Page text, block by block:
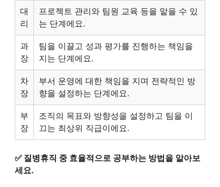
대
리
프로젝트 관리와 팀원 교육 등을 맡을 수 있
는 단계에요.
과
장
팀을 이끌고 성과 평가를 진행하는 책임을
지는 단계에요.
차
장
부서 운영에 대한 책임을 지며 전략적인 방
향을 설정하는 단계에요.
부
장
조직의 목표와 방향성을 설정하고 팀을 이
끄는 최상위 직급이에요.
✅ 질병휴직 중 효율적으로 공부하는 방법을 알아보
세요.